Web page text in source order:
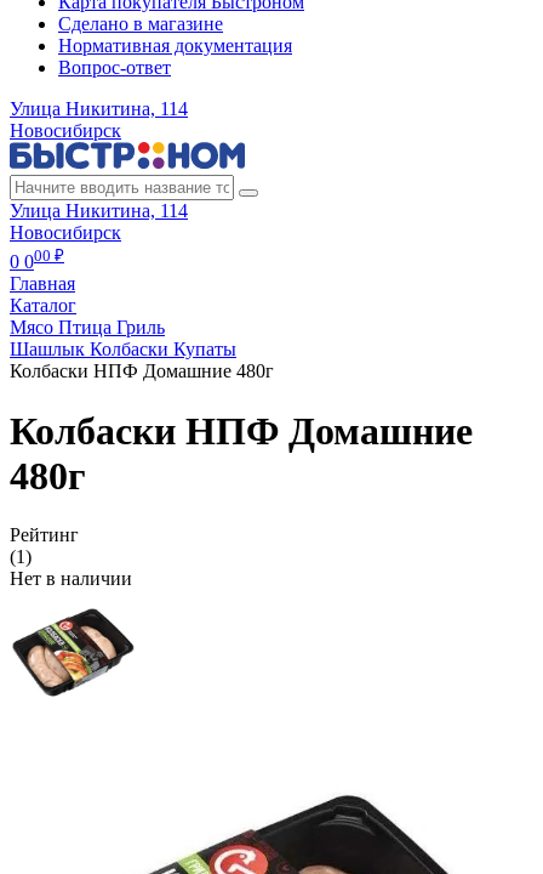
Сделано в магазине
Нормативная документация
Вопрос-ответ
Улица Никитина, 114
Новосибирск
Улица Никитина, 114
Новосибирск
0 000 ₽
Главная
Каталог
Мясо Птица Гриль
Шашлык Колбаски Купаты
Колбаски НПФ Домашние 480г
Колбаски НПФ Домашние
480г
Рейтинг
(1)
Нет в наличии